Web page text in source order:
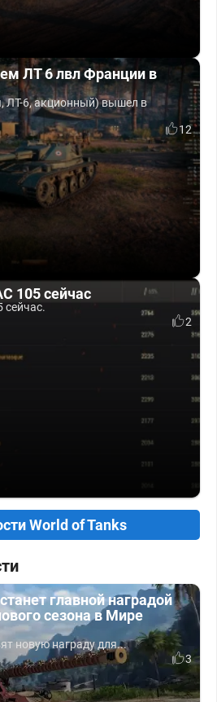
ЛТ 6 лвл Франции в
ЛТ-6, акционный) вышел в
12
105 сейчас
сейчас.
2
World of Tanks
главной наградой
сезона в Мире
новую награду для...
3